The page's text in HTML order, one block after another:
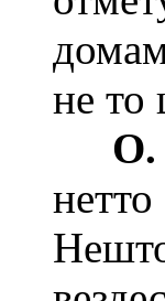
не то
О.